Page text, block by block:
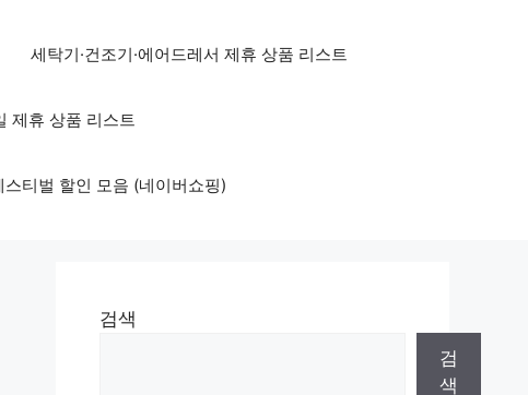
세탁기·건조기·에어드레서 제휴 상품 리스트
제휴 상품 리스트
티벌 할인 모음 (네이버쇼핑)
검색
검
색